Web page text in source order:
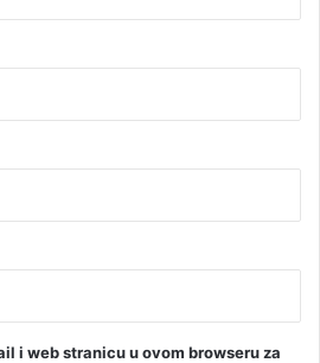
i web stranicu u ovom browseru za